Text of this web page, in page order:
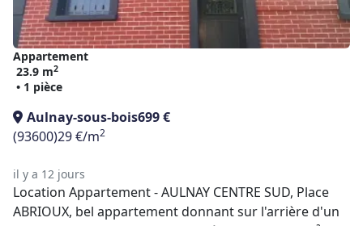
Appartement
23.9 m2
• 1 pièce
Aulnay-sous-bois699 €
(93600)29 €/m2
il y a 12 jours
Location Appartement - AULNAY CENTRE SUD, Place
ABRIOUX, bel appartement donnant sur l'arrière d'un